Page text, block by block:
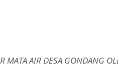
MATA AIR DESA GONDANG